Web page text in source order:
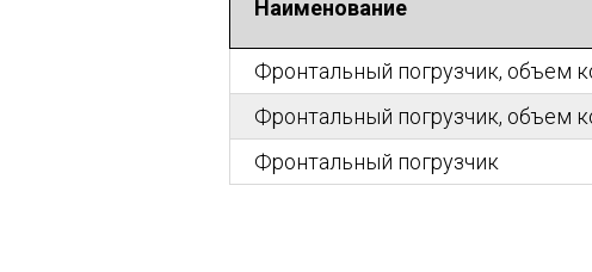
Наименование
Фронтальный погрузчик, объем
Фронтальный погрузчик, объем
Фронтальный погрузчик